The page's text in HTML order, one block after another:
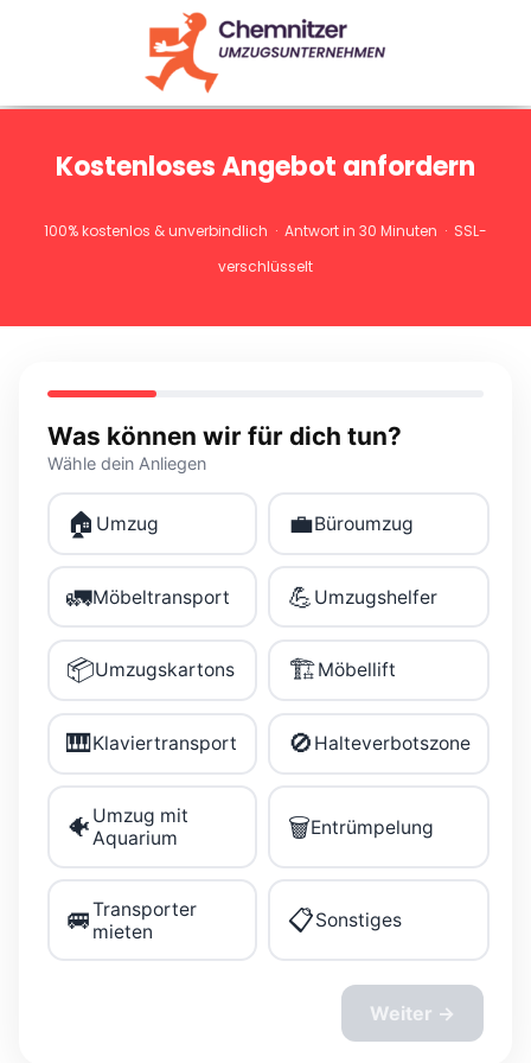
Kostenloses Angebot anfordern
100% kostenlos & unverbindlich · Antwort in 30 Minuten · SSL-
verschlüsselt